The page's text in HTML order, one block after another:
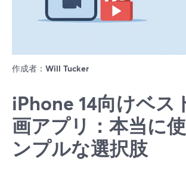
作成者： Will Tucker
iPhone 14向けベス
画アプリ：本当に
ンプルな選択肢